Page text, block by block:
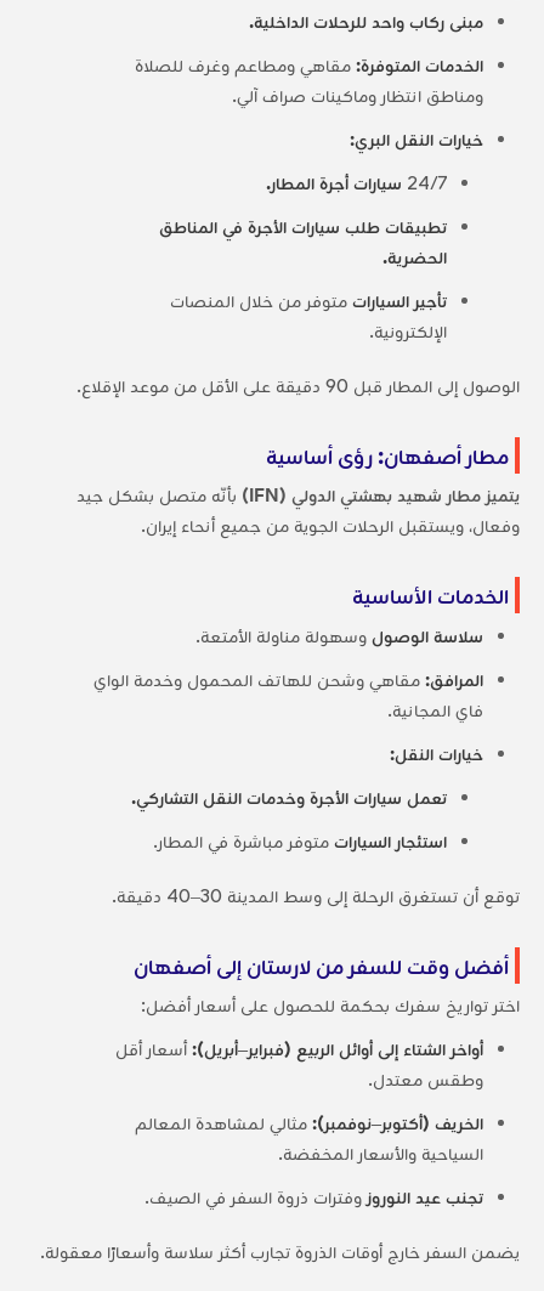
مبنى ركاب واحد للرحلات الداخلية.
الخدمات المتوفرة:مقاهي ومطاعم وغرف للصلاة
ومناطق انتظار وماكينات صراف آلي.
خيارات النقل البري:
24/7 سيارات أجرة المطار.
تطبيقات طلب سيارات الأجرة في المناطق
الحضرية.
تأجير السياراتمتوفر من خلال المنصات
الإلكترونية.
الوصول إلى المطار قبل 90 دقيقة على الأقل من موعد الإقلاع.
مطار أصفهان: رؤى أساسية
يتميز مطار شهيد بهشتي الدولي (IFN)
بأنّه متصل بشكل جيد
وفعال، ويستقبل الرحلات الجوية من جميع أنحاء إيران.
الخدمات الأساسية
سلاسة الوصولوسهولة مناولة الأمتعة.
المرافق:مقاهي وشحن للهاتف المحمول وخدمة الواي
فاي المجانية.
خيارات النقل:
تعمل سيارات الأجرة وخدمات النقل التشاركي.
استئجار السياراتمتوفر مباشرة في المطار.
توقع أن تستغرق الرحلة إلى وسط المدينة 30–40 دقيقة.
أفضل وقت للسفر من لارستان إلى أصفهان
اختر تواريخ سفرك بحكمة للحصول على أسعار أفضل:
أواخر الشتاء إلى أوائل الربيع (فبراير–أبريل):أسعار أقل
وطقس معتدل.
الخريف (أكتوبر–نوفمبر):مثالي لمشاهدة المعالم
السياحية والأسعار المخفضة.
تجنب عيد النوروز وفترات ذروة السفر في الصيف.
يضمن السفر خارج أوقات الذروة تجارب أكثر سلاسة وأسعارًا معقولة.